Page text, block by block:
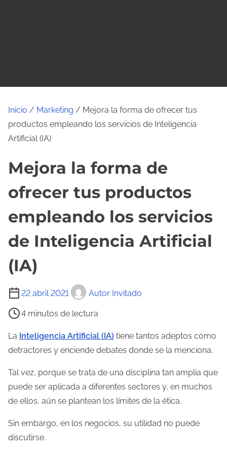
Inicio / Marketing / Mejora la forma de ofrecer tus
productos empleando los servicios de Inteligencia
Artificial (IA)
Mejora la forma de
ofrecer tus productos
empleando los servicios
de Inteligencia Artificial
(IA)
22 abril 2021 Autor Invitado
T
e
m
p
d
e
l
e
c
4 minutos de lectura
La Inteligencia Artificial (IA) tiene tantos adeptos como
detractores y enciende debates donde se la menciona.
Tal vez, porque se trata de una disciplina tan amplia que
puede ser aplicada a diferentes sectores y, en muchos
de ellos, aún se plantean los límites de la ética.
Sin embargo, en los negocios, su utilidad no puede
discutirse.